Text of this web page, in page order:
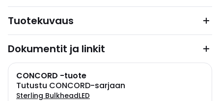
Tuotekuvaus
Dokumentit ja linkit
CONCORD -tuote
Tutustu CONCORD-sarjaan
Sterling BulkheadLED